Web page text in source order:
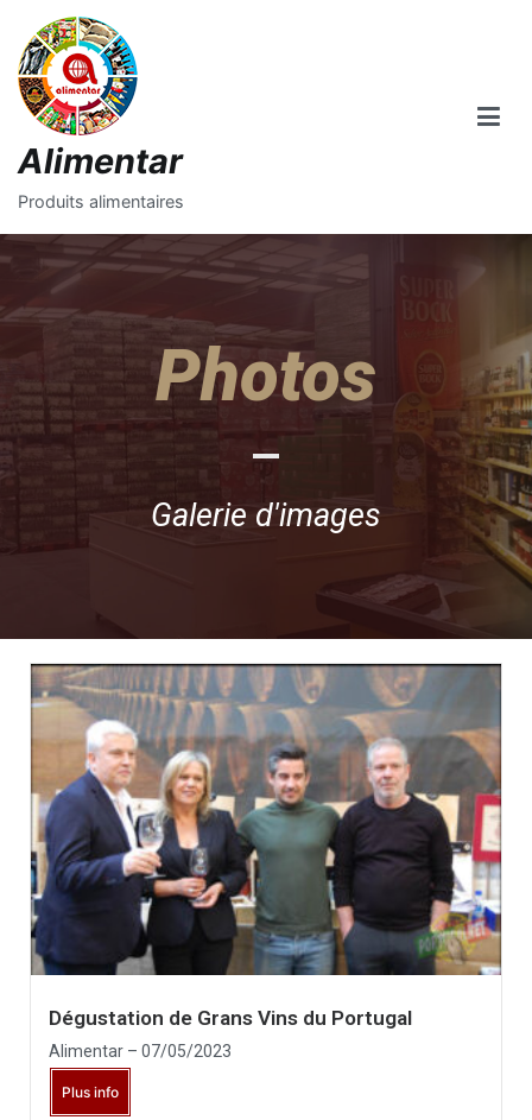
Alimentar
Produits alimentaires
Photos
Galerie d'images
Dégustation de Grans Vins du Portugal
Alimentar – 07/05/2023
Plus info